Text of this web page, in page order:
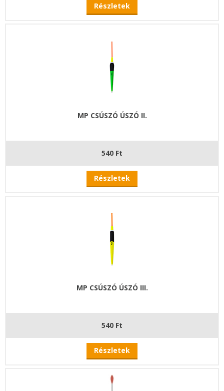
Részletek
MP CSÚSZÓ ÚSZÓ II.
540 Ft
Részletek
MP CSÚSZÓ ÚSZÓ III.
540 Ft
Részletek